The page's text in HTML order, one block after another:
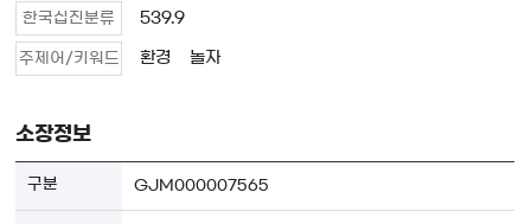
한국십진분류 539.9
주제어/키워드 환경 놀자
소장정보
GJM000007565